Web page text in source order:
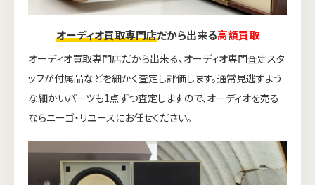
オーディオ買取専門店だから出来る高額買取
オーディオ買取専門店だから出来る、オーディオ専門査定スタ
ッフが付属品などを細かく査定し評価します。通常見逃すよう
な細かいパーツも1点ずつ査定しますので、オーディオを売る
ならニーゴ・リユースにお任せください。